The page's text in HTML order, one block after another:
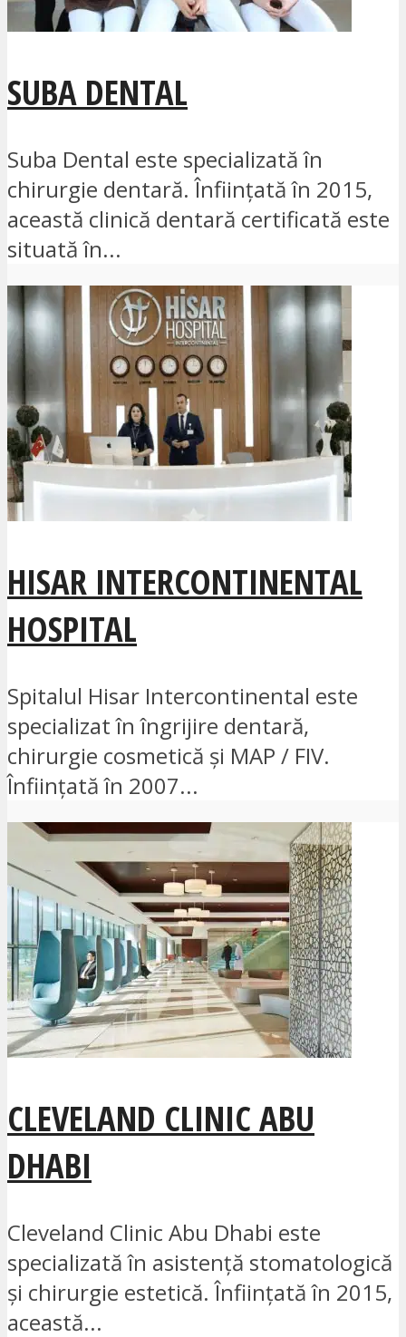
SUBA DENTAL
Suba Dental este specializată în
chirurgie dentară. Înființată în 2015,
această clinică dentară certificată este
situată în...
HISAR INTERCONTINENTAL
HOSPITAL
Spitalul Hisar Intercontinental este
specializat în îngrijire dentară,
chirurgie cosmetică și MAP / FIV.
Înființată în 2007...
CLEVELAND CLINIC ABU
DHABI
Cleveland Clinic Abu Dhabi este
specializată în asistență stomatologică
și chirurgie estetică. Înființată în 2015,
această...